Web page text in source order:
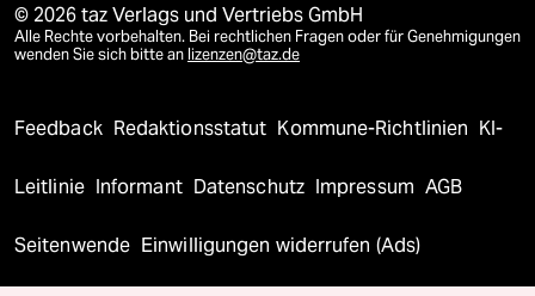
© 2026 taz Verlags und Vertriebs GmbH
Alle Rechte vorbehalten. Bei rechtlichen Fragen oder für Genehmigungen
wenden Sie sich bitte an lizenzen@taz.de
Feedback Redaktionsstatut Kommune-Richtlinien KI-
Leitlinie Informant Datenschutz Impressum AGB
Seitenwende Einwilligungen widerrufen (Ads)